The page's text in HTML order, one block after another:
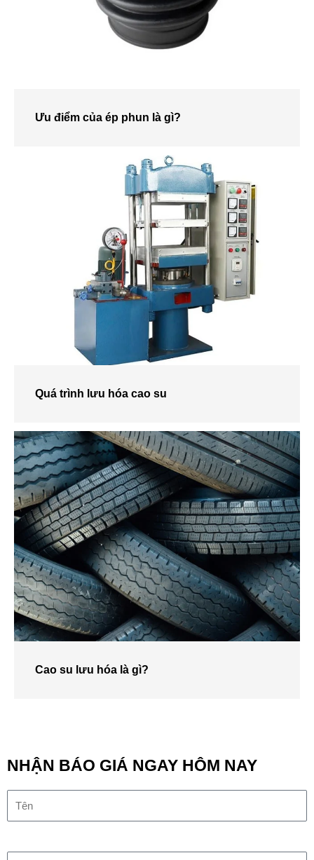
Ưu điểm của ép phun là gì?
Quá trình lưu hóa cao su
Cao su lưu hóa là gì?
NHẬN BÁO GIÁ NGAY HÔM NAY